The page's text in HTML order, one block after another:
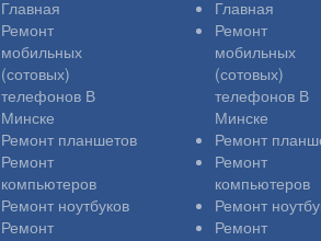
Главная
Ремонт
мобильных
(сотовых)
телефонов В
Минске
Ремонт планшетов
Ремонт
компьютеров
Ремонт ноутбуков
Ремонт
Главная
Ремонт
мобильных
(сотовых)
телефонов В
Минске
Ремонт
Ремонт
компьютеров
Ремонт
Ремонт